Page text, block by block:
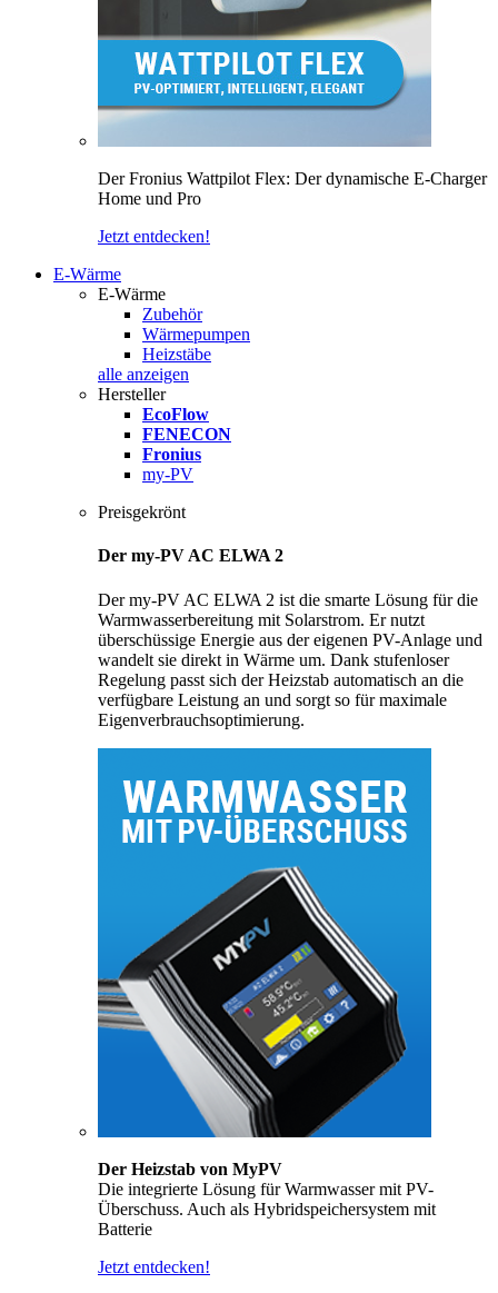
Der Fronius Wattpilot Flex: Der dynamische E-Charger
Home und Pro
Jetzt entdecken!
E-Wärme
E-Wärme
Zubehör
Wärmepumpen
Heizstäbe
alle anzeigen
Hersteller
EcoFlow
FENECON
Fronius
my-PV
Preisgekrönt
Der my-PV AC ELWA 2
Der my-PV AC ELWA 2 ist die smarte Lösung für die
Warmwasserbereitung mit Solarstrom. Er nutzt
überschüssige Energie aus der eigenen PV-Anlage und
wandelt sie direkt in Wärme um. Dank stufenloser
Regelung passt sich der Heizstab automatisch an die
verfügbare Leistung an und sorgt so für maximale
Eigenverbrauchsoptimierung.
Der Heizstab von MyPV
Die integrierte Lösung für Warmwasser mit PV-
Überschuss. Auch als Hybridspeichersystem mit
Batterie
Jetzt entdecken!